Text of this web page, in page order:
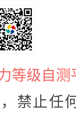
等级自测
禁止任